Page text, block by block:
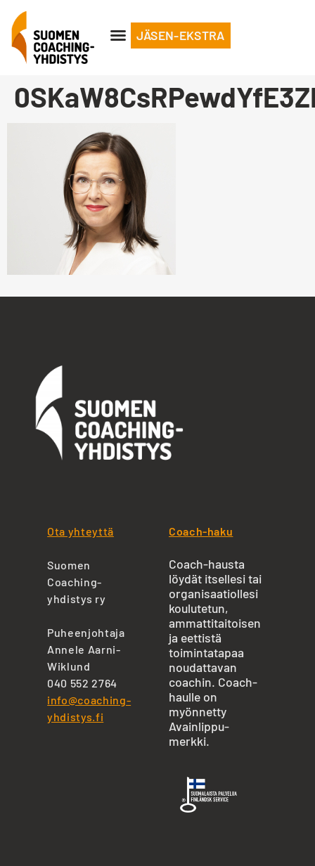
JÄSEN-EKSTRA
Ota yhteyttä
Suomen
Coaching-
yhdistys ry
Puheenjohtaja
Annele Aarni-
Wiklund
040 552 2764
info@coaching-
yhdistys.fi
Coach-haku
Coach-hausta
löydät itsellesi tai
organisaatiollesi
koulutetun,
ammattitaitoisen
ja eettistä
toimintatapaa
noudattavan
coachin. Coach-
haulle on
myönnetty
Avainlippu-
merkki.